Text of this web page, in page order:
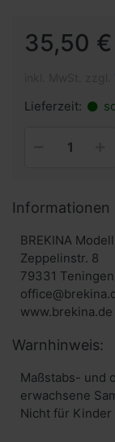
35,50
Lieferzeit:
Informationen
BREKINA
Zeppelinstr. 8
79331 Teningen
www.brekina.de
Warnhinweis:
Maßstabs- und
erwachsene
Nicht für